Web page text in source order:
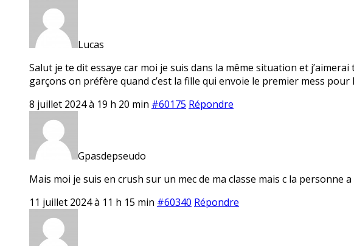
Lucas
Salut je te dit essaye car moi je suis dans la même situation et
garçons on préfère quand c’est la fille qui envoie le premier mess pour
8 juillet 2024 à 19 h 20 min #60175 Répondre
Gpasdepseudo
Mais moi je suis en crush sur un mec de ma classe mais c la personne
11 juillet 2024 à 11 h 15 min #60340 Répondre